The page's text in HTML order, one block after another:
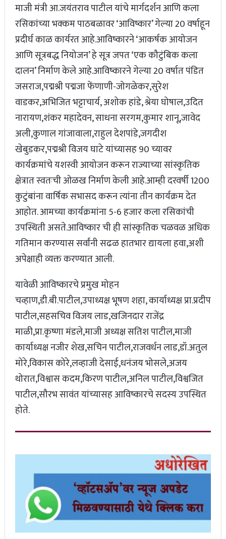
माजी मंत्री आ.जयंतराव पाटील यांचे मार्गदर्शन आणि कला
रसिकांच्या भक्कम पाठबळावर ‘आविष्कार’ गेल्या 20 वर्षाहून
प्रदीर्घ काळ कार्यरत आहे.आविष्कारने ‘आकर्षक आयोजन
आणि सूत्रबद्ध नियोजन’ हे सूत्र जपत ‘एक कौटुंबिक कला
दालन’ निर्माण केले आहे.आविष्कारने गेल्या 20 वर्षात पंडित
जसराज,पद्मश्री पद्मजा फेंणाणी-जोगळेकर,सुरेश
वाडकर,अभिजित भट्टाचार्य, अशोक हांडे, श्रेया घोषाल,उदित
नारायण,शंकर महादेवन, साधना सरगम,कुमार शानू,जावेद
अली,कुणाल गांजावाला,राहुल देशपांडे,जगदीश
खेबुडकर,पद्मश्री विजय घाटे यांच्यासह 90 च्यावर
कार्यक्रमांचे यशस्वी आयोजन करून राज्याच्या सांस्कृतिक
क्षेत्रात स्वतःची ओळख निर्माण केली आहे.आम्ही दरवर्षी 1200
कुटुंबांना वार्षिक सभासद करून त्यांना तीन कार्यक्रम देत
आहोत. आमच्या कार्यक्रमांना 5-6 हजार कला रसिकांची
उपस्थिती असते.आविष्कार ची ही सांस्कृतिक चळवळ अधिक
गतिमान करण्यास सर्वांनी सढळ हातभार द्यायला हवा,अशी
अपेक्षाही व्यक्त करण्यात आली.
यावेळी आविष्कारचे प्रमुख मोहन
चव्हाण,डी.बी.पाटील,उपाध्यक्ष भूषण शहा, कार्याध्यक्ष प्रा.प्रदीप
पाटील,सहसचिव विजय लाड,खजिनदार राजेंद्र
माळी,प्रा.कृष्णा मंडले,माजी अध्यक्ष सतिश पाटील,माजी
कार्याध्यक्ष नजीर शेख,सचिन पाटील,राजवर्धन लाड,डॉ.अतुल
मोरे,विकास कोरे,लव्हाजी देसाई,धनंजय भोसले,अजय
थोरात,विश्वास कदम,किरण पाटील,अनिल पाटील,विश्वजित
पाटील,सौरभ सावंत यांच्यासह आविष्कारचे सदस्य उपस्थित
होते.